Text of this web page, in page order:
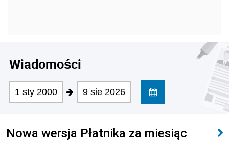
Wiadomości
1 sty 2000 9 sie 2026
Nowa wersja Płatnika za miesiąc